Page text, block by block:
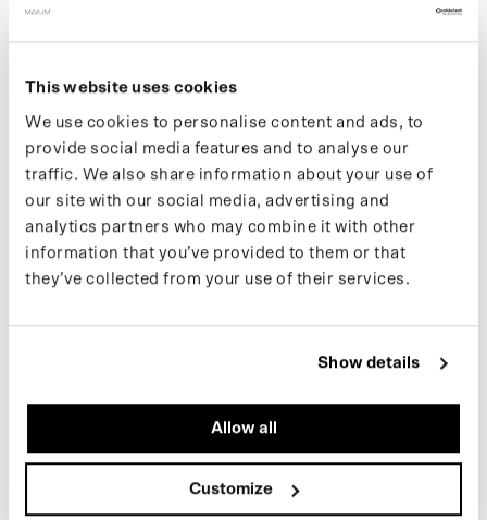
This website uses cookies
We use cookies to personalise content and ads, to
provide social media features and to analyse our
traffic. We also share information about your use of
our site with our social media, advertising and
analytics partners who may combine it with other
information that you’ve provided to them or that
they’ve collected from your use of their services.
Show details
Allow all
Customize
MACASSAR BROWN
Een klassiek silhouet met een moderne twist. Verandert
gemakkelijk in een poncho voor op de fiets of e-scooter. Gemaakt
van 99 gerecyclede plastic flessen.
Meer informatie over onze producten vind je op onze
support
laatste nieuws, volg ons dan op Instagram
nieuwsbrief